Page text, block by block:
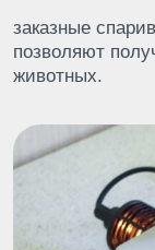
фертильность,
конверсию
проходят
по их
эмбрионов и каким
их осеменение